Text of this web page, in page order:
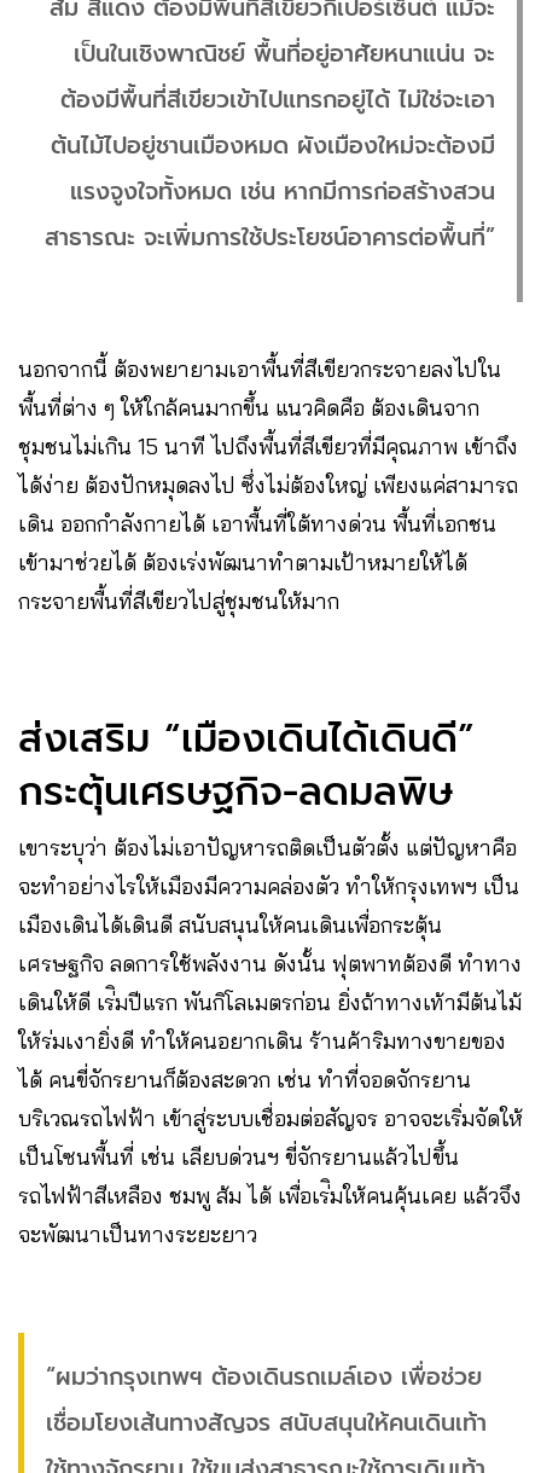
ส้ม สีแดง ต้องมีพื้นที่สีเขียวกี่เปอร์เซ็นต์ แม้จะ
เป็นในเชิงพาณิชย์ พื้นที่อยู่อาศัยหนาแน่น จะ
ต้องมีพื้นที่สีเขียวเข้าไปแทรกอยู่ได้ ไม่ใช่จะเอา
ต้นไม้ไปอยู่ชานเมืองหมด ผังเมืองใหม่จะต้องมี
แรงจูงใจทั้งหมด เช่น หากมีการก่อสร้างสวน
สาธารณะ จะเพิ่มการใช้ประโยชน์อาคารต่อพื้นที่”
นอกจากนี้ ต้องพยายามเอาพื้นที่สีเขียวกระจายลงไปใน
พื้นที่ต่าง ๆ ให้ใกล้คนมากขึ้น แนวคิดคือ ต้องเดินจาก
ชุมชนไม่เกิน 15 นาที ไปถึงพื้นที่สีเขียวที่มีคุณภาพ เข้าถึง
ได้ง่าย ต้องปักหมุดลงไป ซึ่งไม่ต้องใหญ่ เพียงแค่สามารถ
เดิน ออกกำลังกายได้ เอาพื้นที่ใต้ทางด่วน พื้นที่เอกชน
เข้ามาช่วยได้ ต้องเร่งพัฒนาทำตามเป้าหมายให้ได้
กระจายพื้นที่สีเขียวไปสู่ชุมชนให้มาก
ส่งเสริม “เมืองเดินได้เดินดี”
กระตุ้นเศรษฐกิจ-ลดมลพิษ
เขาระบุว่า ต้องไม่เอาปัญหารถติดเป็นตัวตั้ง แต่ปัญหาคือ
จะทำอย่างไรให้เมืองมีความคล่องตัว ทำให้กรุงเทพฯ เป็น
เมืองเดินได้เดินดี สนับสนุนให้คนเดินเพื่อกระตุ้น
เศรษฐกิจ ลดการใช้พลังงาน ดังนั้น ฟุตพาทต้องดี ทำทาง
เดินให้ดี เร่ิมปีแรก พันกิโลเมตรก่อน ยิ่งถ้าทางเท้ามีต้นไม้
ให้ร่มเงายิ่งดี ทำให้คนอยากเดิน ร้านค้าริมทางขายของ
ได้ คนขี่จักรยานก็ต้องสะดวก เช่น ทำที่จอดจักรยาน
บริเวณรถไฟฟ้า เข้าสู่ระบบเชื่อมต่อสัญจร อาจจะเริ่มจัดให้
เป็นโซนพื้นที่ เช่น เลียบด่วนฯ ขี่จักรยานแล้วไปขึ้น
รถไฟฟ้าสีเหลือง ชมพู ส้ม ได้ เพื่อเร่ิมให้คนคุ้นเคย แล้วจึง
จะพัฒนาเป็นทางระยะยาว
“ผมว่ากรุงเทพฯ ต้องเดินรถเมล์เอง เพื่อช่วย
เชื่อมโยงเส้นทางสัญจร สนับสนุนให้คนเดินเท้า